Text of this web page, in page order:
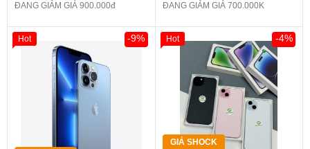
ĐANG GIẢM GIÁ 900.000đ ĐANG GIẢM GIÁ 700.000K
-9%
Hot
GIÁ SHOCK
-4%
Hot